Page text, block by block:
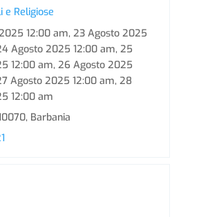
e Religiose
12:00 am, 23 Agosto 2025
Agosto 2025 12:00 am, 25
12:00 am, 26 Agosto 2025
Agosto 2025 12:00 am, 28
12:00 am
Barbania